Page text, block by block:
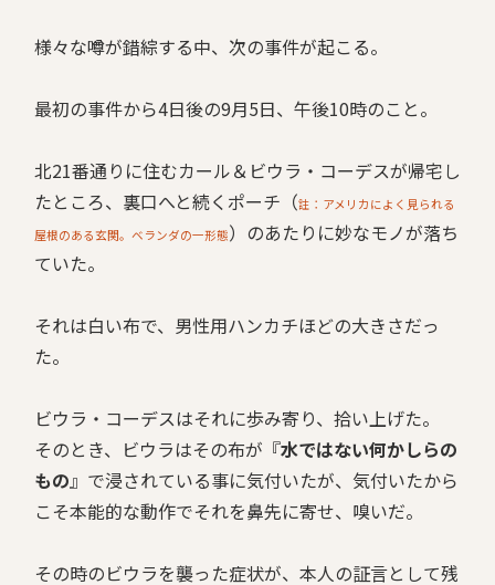
様々な噂が錯綜する中、次の事件が起こる。
最初の事件から4日後の9月5日、午後10時のこと。
北21番通りに住むカール＆ビウラ・コーデスが帰宅し
たところ、裏口へと続くポーチ（註：アメリカによく見られる
屋根のある玄関。ベランダの一形態）のあたりに妙なモノが落ち
ていた。
それは白い布で、男性用ハンカチほどの大きさだっ
た。
ビウラ・コーデスはそれに歩み寄り、拾い上げた。
そのとき、ビウラはその布が『水ではない何かしらの
もの』で浸されている事に気付いたが、気付いたから
こそ本能的な動作でそれを鼻先に寄せ、嗅いだ。
その時のビウラを襲った症状が、本人の証言として残